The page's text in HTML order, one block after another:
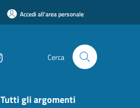
Accedi all'area personale
Cerca
Tutti gli argomenti